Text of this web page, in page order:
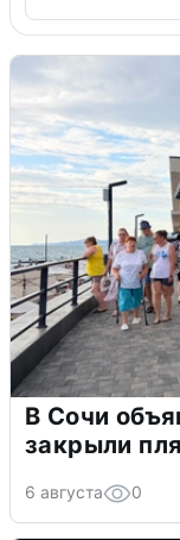
В Сочи
закрыли
6 августа 0